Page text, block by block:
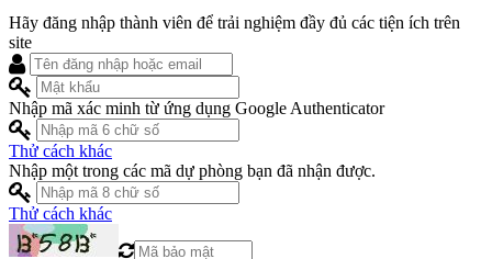
Hãy đăng nhập thành viên để trải nghiệm đầy đủ các tiện ích trên
site
Nhập mã xác minh từ ứng dụng Google Authenticator
Thử cách khác
Nhập một trong các mã dự phòng bạn đã nhận được.
Thử cách khác